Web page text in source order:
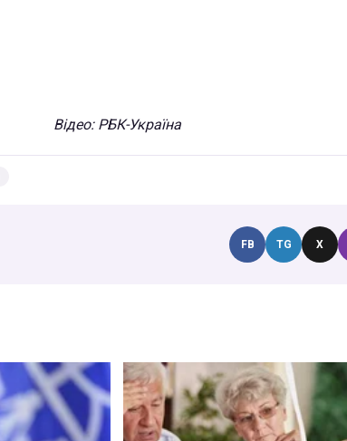
Відео: РБК-Україна
FB TG X